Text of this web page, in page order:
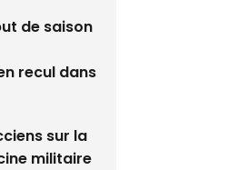
de saison
recul dans
sur la
militaire